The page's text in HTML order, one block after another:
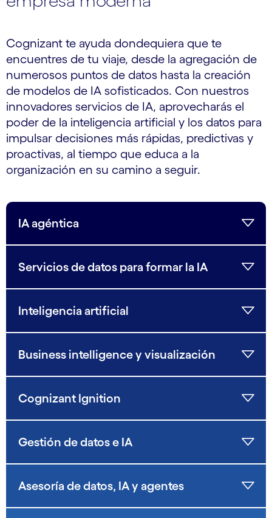
Cognizant te ayuda dondequiera que te
encuentres de tu viaje, desde la agregación de
numerosos puntos de datos hasta la creación
de modelos de IA sofisticados. Con nuestros
innovadores servicios de IA, aprovecharás el
poder de la inteligencia artificial y los datos para
impulsar decisiones más rápidas, predictivas y
proactivas, al tiempo que educa a la
organización en su camino a seguir.
IA agéntica
Servicios de datos para formar la IA
Inteligencia artificial
Business intelligence y visualización
Cognizant Ignition
Gestión de datos e IA
Asesoría de datos, IA y agentes